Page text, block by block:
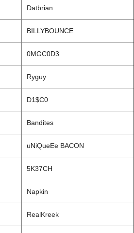
Datbrian
BILLYBOUNCE
0MGC0D3
Ryguy
D1$C0
Bandites
uNiQueEe BACON
5K37CH
Napkin
RealKreek